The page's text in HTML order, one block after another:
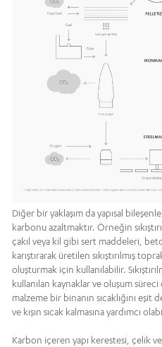
Diğer bir yaklaşım da yapısal
karbonu azaltmaktır. Örneğin
çakıl veya kil gibi sert maddeleri,
karıştırarak üretilen sıkıştırılmış
oluşturmak için kullanılabilir.
kullanılan kaynaklar ve oluşum
malzeme bir binanın sıcaklığını
ve kışın sıcak kalmasına yardımcı
Karbon içeren yapı kerestesi, çelik